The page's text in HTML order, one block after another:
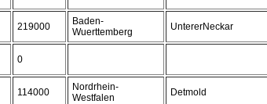
219000
Baden-
Wuerttemberg
UntererNeckar
0
114000
Nordrhein-
Westfalen
Detmold